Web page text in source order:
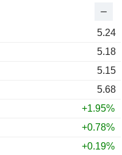
5.24
5.18
5.15
5.68
+1.95%
+0.78%
+0.19%